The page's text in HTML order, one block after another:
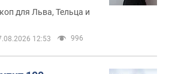
для Льва, Тельца и
12:53 996